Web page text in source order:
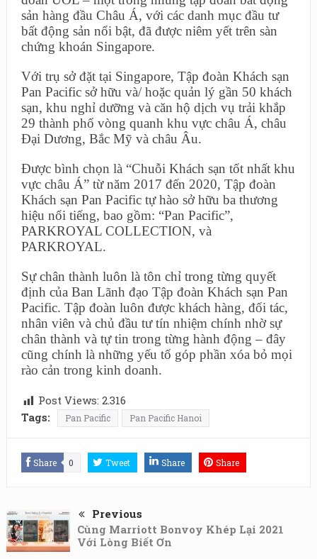
sản hàng đầu Châu Á, với các danh mục đầu tư
bất động sản nổi bật, đã được niêm yết trên sàn
chứng khoán Singapore.
Với trụ sở đặt tại Singapore, Tập đoàn Khách sạn
Pan Pacific sở hữu và/ hoặc quản lý gần 50 khách
sạn, khu nghỉ dưỡng và căn hộ dịch vụ trải khắp
29 thành phố vòng quanh khu vực châu Á, châu
Đại Dương, Bắc Mỹ và châu Âu.
Được bình chọn là “Chuỗi Khách sạn tốt nhất khu
vực châu Á” từ năm 2017 đến 2020, Tập đoàn
Khách sạn Pan Pacific tự hào sở hữu ba thương
hiệu nổi tiếng, bao gồm: “Pan Pacific”,
PARKROYAL COLLECTION, và
PARKROYAL.
Sự chân thành luôn là tôn chỉ trong từng quyết
định của Ban Lãnh đạo Tập đoàn Khách sạn Pan
Pacific. Tập đoàn luôn được khách hàng, đối tác,
nhân viên và chủ đầu tư tín nhiệm chính nhờ sự
chân thành và tự tin trong từng hành động – đây
cũng chính là những yếu tố góp phần xóa bỏ mọi
rào cản trong kinh doanh.
Post Views: 2.316
Tags:
Pan Pacific Pan Pacific Hanoi
Share 0 Tweet Share Share
Previous
Cùng Marriott Bonvoy Khép Lại 2021
Với Lòng Biết Ơn